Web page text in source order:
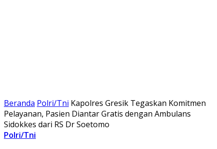
Beranda Polri/Tni Kapolres Gresik Tegaskan Komitmen
Pelayanan, Pasien Diantar Gratis dengan Ambulans
Sidokkes dari RS Dr Soetomo
Polri/Tni